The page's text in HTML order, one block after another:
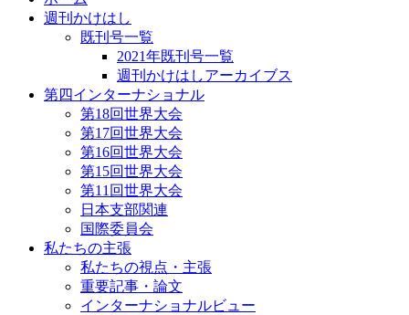
週刊かけはし
既刊号一覧
2021年既刊号一覧
週刊かけはしアーカイブス
第四インターナショナル
第18回世界大会
第17回世界大会
第16回世界大会
第15回世界大会
第11回世界大会
日本支部関連
国際委員会
私たちの主張
私たちの視点・主張
重要記事・論文
インターナショナルビュー